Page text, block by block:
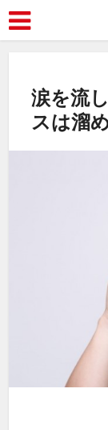
涙を流
スは溜